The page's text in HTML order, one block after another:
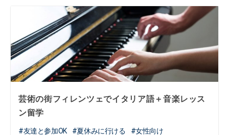
芸術の街フィレンツェでイタリア語＋音楽レッス
ン留学
友達と参加OK 夏休みに行ける 女性向け